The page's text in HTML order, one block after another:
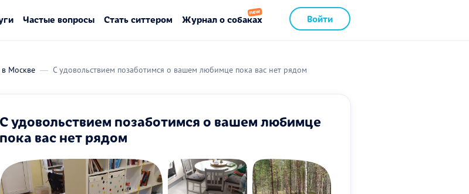
Войти
Частые вопросы Стать ситтером Журнал о собаках
Москве С удовольствием позаботимся о вашем любимце пока вас нет рядом
С удовольствием позаботимся о вашем любимце
пока вас нет рядом